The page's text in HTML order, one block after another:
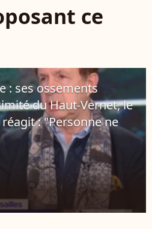
ce
: ses ossements
du Haut-Vernet, le
: "Personne ne